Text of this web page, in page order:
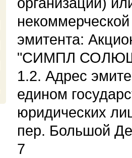
эмитента:
"СИМПЛ
1.2. Адрес
едином
юридических
пер. Большой
7